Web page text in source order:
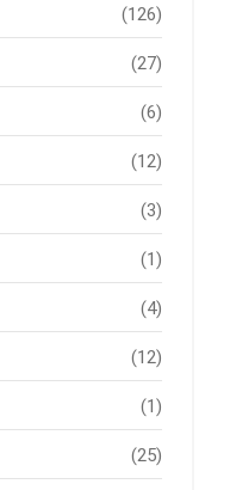
(126)
(27)
(6)
(12)
(3)
(1)
(4)
(12)
(1)
(25)